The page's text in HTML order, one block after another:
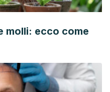
molli: ecco come